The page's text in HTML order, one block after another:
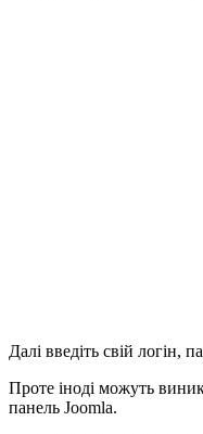
Далі введіть свій логін,
Проте іноді можуть
панель Joomla.